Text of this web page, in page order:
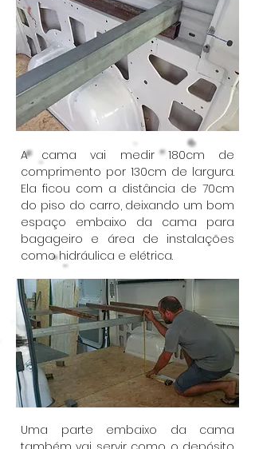
A cama vai medir 180cm de
comprimento por 130cm de largura.
Ela ficou com a distância de 70cm
do piso do carro, deixando um bom
espaço embaixo da cama para
bagageiro e área de instalações
como hidráulica e elétrica.
Uma parte embaixo da cama